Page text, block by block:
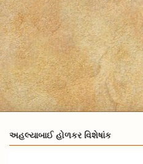
અહલ્યાબાઈ હોળકર વિશેષાંક